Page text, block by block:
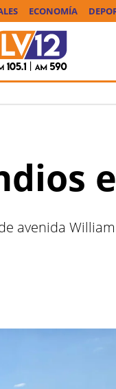
ECONOMÍA
avenida